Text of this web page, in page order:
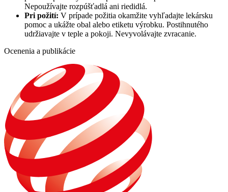
Nepoužívajte rozpúšťadlá ani riedidlá.
Pri požití: V prípade požitia okamžite vyhľadajte lekársku
pomoc a ukážte obal alebo etiketu výrobku. Postihnutého
udržiavajte v teple a pokoji. Nevyvolávajte zvracanie.
Ocenenia a publikácie